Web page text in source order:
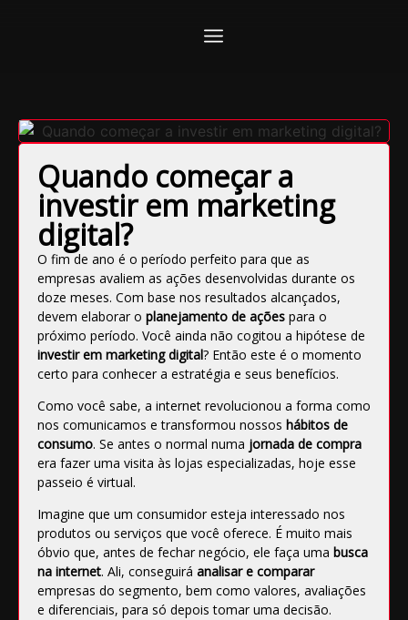
Quando começar a
investir em marketing
digital?
O fim de ano é o período perfeito para que as
empresas avaliem as ações desenvolvidas durante os
doze meses. Com base nos resultados alcançados,
devem elaborar o planejamento de ações para o
próximo período. Você ainda não cogitou a hipótese de
investir em marketing digital? Então este é o momento
certo para conhecer a estratégia e seus benefícios.
Como você sabe, a internet revolucionou a forma como
nos comunicamos e transformou nossos hábitos de
consumo. Se antes o normal numa jornada de compra
era fazer uma visita às lojas especializadas, hoje esse
passeio é virtual.
Imagine que um consumidor esteja interessado nos
produtos ou serviços que você oferece. É muito mais
óbvio que, antes de fechar negócio, ele faça uma busca
na internet. Ali, conseguirá analisar e comparar
empresas do segmento, bem como valores, avaliações
e diferenciais, para só depois tomar uma decisão.